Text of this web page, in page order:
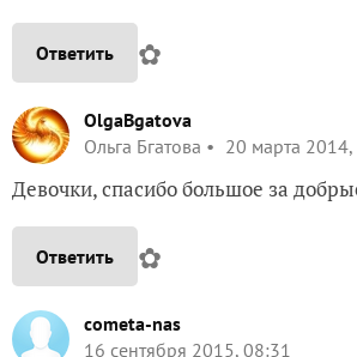
Ответить ✿
OlgaBgatova
Ольга Бгатова
20 марта
Девочки, спасибо большое за
Ответить ✿
cometa-nas
16 сентября 2015, 08:31